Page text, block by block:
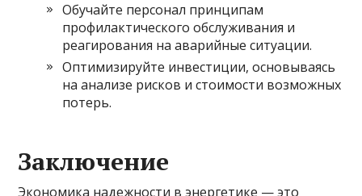
Обучайте персонал принципам
профилактического обслуживания и
реагирования на аварийные ситуации.
Оптимизируйте инвестиции, основываясь
на анализе рисков и стоимости возможных
потерь.
Заключение
Экономика надежности в энергетике — это